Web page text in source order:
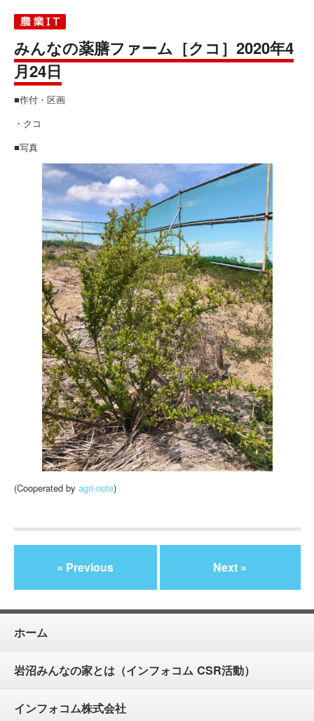
みんなの薬膳ファーム［クコ］2020年4
月24日
■作付・区画
・クコ
■写真
(Cooperated by agri-note)
« Previous Next »
ホーム
岩沼みんなの家とは（インフォコム CSR活動）
インフォコム株式会社